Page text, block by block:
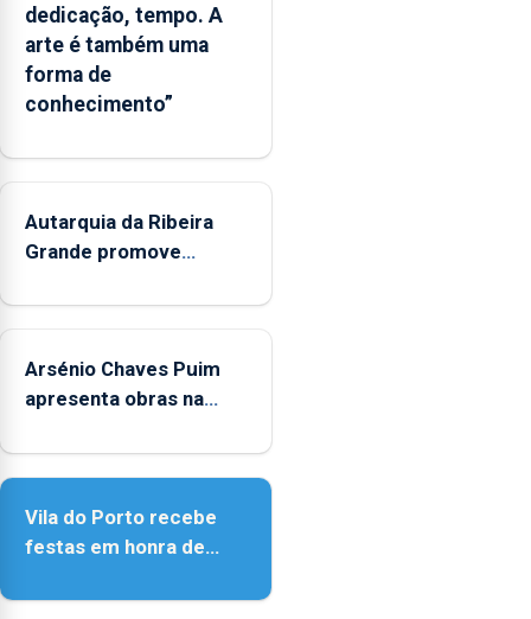
o
Governo
Regional
dedicação, tempo. A
arte é também uma
forma de
conhecimento”
Autarquia da Ribeira
Grande promove
Verão"
Arsénio Chaves Puim
apresenta obras na
Porto
Vila do Porto recebe
festas em honra de
Assunção